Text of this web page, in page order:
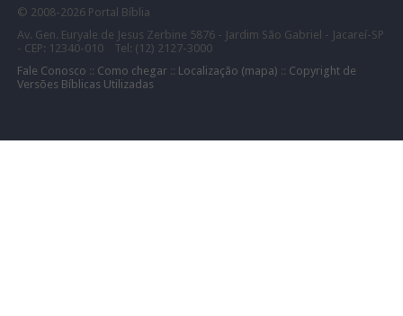
© 2008- 2026 Portal Bíblia
Av. Gen. Euryale de Jesus Zerbine 5876 - Jardim São Gabriel - Jacareí-SP
- CEP: 12340-010 Tel: (12) 2127-3000
Fale Conosco :: Como chegar:: Localização (mapa) :: Copyright de
Versões Bíblicas Utilizadas